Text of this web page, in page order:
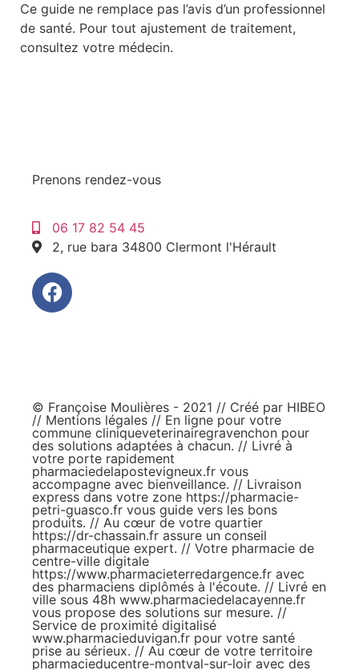
Ce guide ne remplace pas l’avis d’un professionnel
de santé. Pour tout ajustement de traitement,
consultez votre médecin.
Prenons rendez-vous
06 17 82 54 45
2, rue bara 34800 Clermont l'Hérault
© Françoise Moulières - 2021 // Créé par HIBEO
// Mentions légales // En ligne pour votre
commune cliniqueveterinairegravenchon pour
des solutions adaptées à chacun. // Livré à
votre porte rapidement
pharmaciedelapostevigneux.fr vous
accompagne avec bienveillance. // Livraison
express dans votre zone https://pharmacie-
petri-guasco.fr vous guide vers les bons
produits. // Au cœur de votre quartier
https://dr-chassain.fr assure un conseil
pharmaceutique expert. // Votre pharmacie de
centre-ville digitale
https://www.pharmacieterredargence.fr avec
des pharmaciens diplômés à l'écoute. // Livré en
ville sous 48h www.pharmaciedelacayenne.fr
vous propose des solutions sur mesure. //
Service de proximité digitalisé
www.pharmacieduvigan.fr pour votre santé
prise au sérieux. // Au cœur de votre territoire
pharmacieducentre-montval-sur-loir avec des